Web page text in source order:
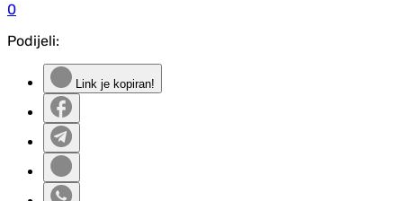
0
Podijeli:
Link je kopiran!